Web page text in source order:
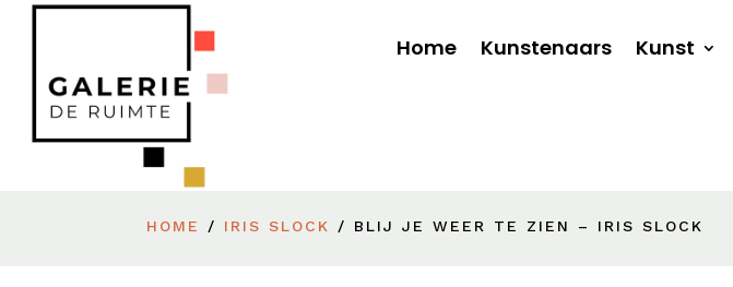
Home Kunstenaars Kunst
HOME / IRIS SLOCK / BLIJ JE WEER TE ZIEN – IRIS SLOCK